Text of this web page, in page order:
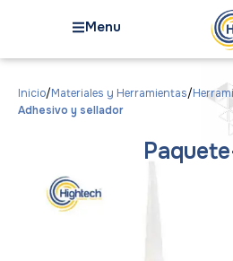
Menu
Inicio Materiales y Herramientas
Adhesivo y sellador